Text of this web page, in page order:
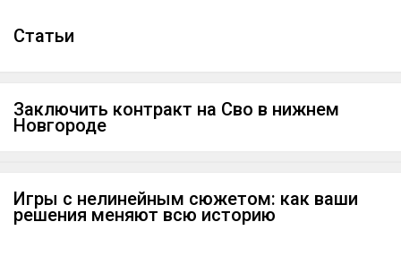
Cтатьи
Заключить контракт на Сво в нижнем
Новгороде
Игры с нелинейным сюжетом: как ваши
решения меняют всю историю